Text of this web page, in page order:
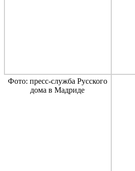
Фото: пресс-служба Русского
дома в Мадриде